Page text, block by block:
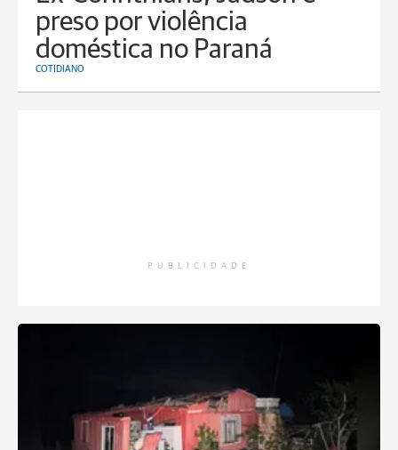
preso por violência
doméstica no Paraná
COTIDIANO
PUBLICIDADE